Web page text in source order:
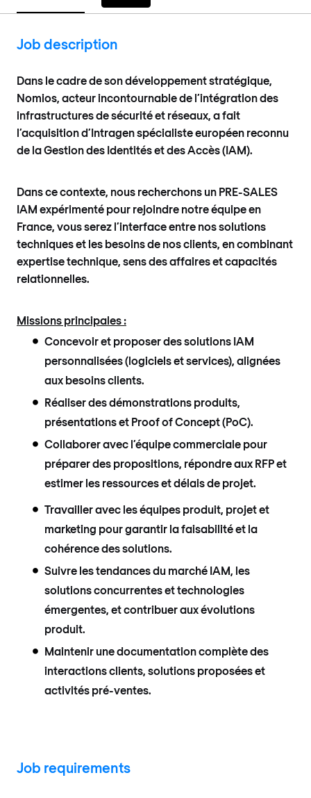
Job description
Dans le cadre de son développement stratégique,
Nomios, acteur incontournable de l’intégration des
infrastructures de sécurité et réseaux, a fait
l’acquisition d’Intragen spécialiste européen reconnu
de la Gestion des Identités et des Accès (IAM).
Dans ce contexte, nous recherchons un PRE-SALES
IAM expérimenté pour rejoindre notre équipe en
France, vous serez l’interface entre nos solutions
techniques et les besoins de nos clients, en combinant
expertise technique, sens des affaires et capacités
relationnelles.
Missions principales :
Concevoir et proposer des solutions IAM
personnalisées (logiciels et services), alignées
aux besoins clients.
Réaliser des démonstrations produits,
présentations et Proof of Concept (PoC).
Collaborer avec l’équipe commerciale pour
préparer des propositions, répondre aux RFP et
estimer les ressources et délais de projet.
Travailler avec les équipes produit, projet et
marketing pour garantir la faisabilité et la
cohérence des solutions.
Suivre les tendances du marché IAM, les
solutions concurrentes et technologies
émergentes, et contribuer aux évolutions
produit.
Maintenir une documentation complète des
interactions clients, solutions proposées et
activités pré-ventes.
Job requirements